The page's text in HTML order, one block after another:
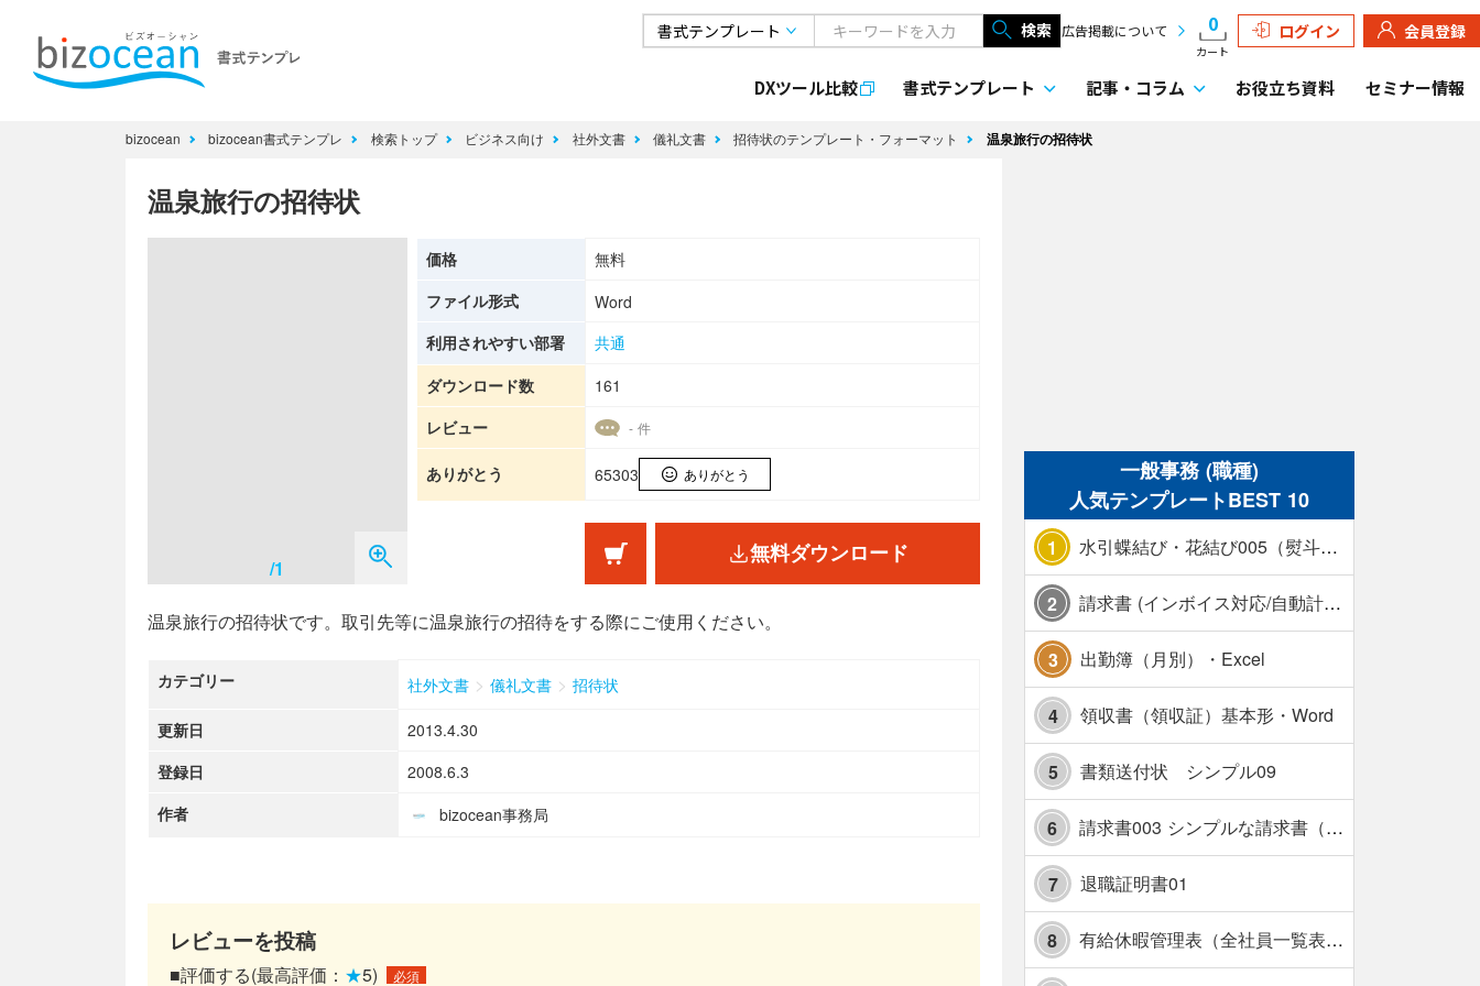
検索 広告掲載について 0
カート
ログイン 会員登録
DXツール比較 書式テンプレート 記事・ コラム お役立ち資料 セミナー情報
bizocean bizocean書式テンプレ 検索トップ ビジネス向け 社外文書 儀礼文書 招待状のテンプレート・フォーマット 温泉旅行の招待状
温泉旅行の招待状
/1
価格
無料
ファイル形式
Word
利用されやすい部署
共通
ダウンロード数
161
レビュー
- 件
ありがとう 65303 ありがとう
無料ダウンロード
温泉旅行の招待状です。取引先等に温泉旅行の招待をする際にご使用ください。
カテゴリー 社外文書 > 儀礼文書 > 招待状
更新日
2013.4.30
登録日
2008.6.3
作者
bizocean事務局
レビューを投稿
■評価する(最高評価： ★5) 必須
一般事務 (職種)
人気テンプレートBEST 10
1 水引蝶結び・花結び005（熨斗あり）
2 請求書 (インボイス対応/自動計算/A4 縦) カラー 使い方解説あり
3 出勤簿（月別）・Excel
4 領収書（領収証）基本形・Word
5 書類送付状 シンプル09
6 請求書003 シンプルな請求書（消費税10％対応）
7 退職証明書01
8 有給休暇管理表（全社員一覧表版）・横【見本付き】